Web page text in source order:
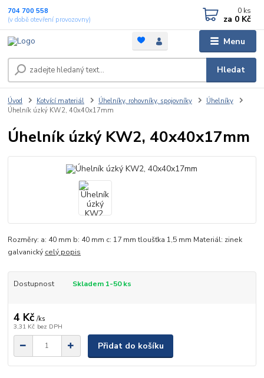
Menu
Hledat
704 700 558
(v době otevření provozovny)
0 ks
za 0 Kč
Úvod Kotvící materiál Úhelníky, rohovníky, spojovníky
Úhelníky
Úhelník úzký KW2, 40x40x17mm
Úhelník úzký KW2, 40x40x17mm
Rozměry: a: 40 mm b: 40 mm c: 17 mm tloušťka 1,5 mm Materiál: zinek
galvanický celý popis
Dostupnost Skladem 1-50 ks
4 Kč /ks
3,31 Kč bez DPH
Přidat do košíku